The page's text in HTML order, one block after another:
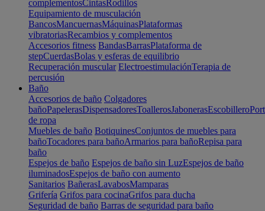
complementosCintasRodillos
Equipamiento de musculación
BancosMancuernasMáquinasPlataformas
vibratoriasRecambios y complementos
Accesorios fitness BandasBarrasPlataforma de
stepCuerdasBolas y esferas de equilibrio
Recuperación muscular ElectroestimulaciónTerapia de
percusión
Baño
Accesorios de baño Colgadores
bañoPapelerasDispensadoresToallerosJabonerasEscobillero
de ropa
Muebles de baño BotiquinesConjuntos de muebles para
bañoTocadores para bañoArmarios para bañoRepisa para
baño
Espejos de baño Espejos de baño sin LuzEspejos de baño
iluminadosEspejos de baño con aumento
Sanitarios BañerasLavabosMamparas
Grifería Grifos para cocinaGrifos para ducha
Seguridad de baño Barras de seguridad para baño